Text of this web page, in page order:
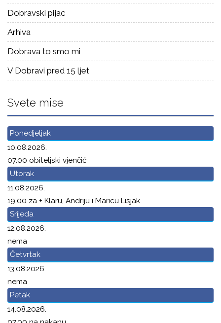
Dobravski pijac
Arhiva
Dobrava to smo mi
V Dobravi pred 15 ljet
Svete mise
Ponedjeljak
10.08.2026.
07.00 obiteljski vjenčić
Utorak
11.08.2026.
19.00 za + Klaru, Andriju i Maricu Lisjak
Srijeda
12.08.2026.
nema
Četvrtak
13.08.2026.
nema
Petak
14.08.2026.